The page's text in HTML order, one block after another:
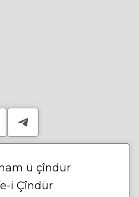
ü çîndür
i Çîndür